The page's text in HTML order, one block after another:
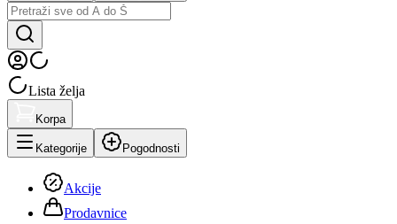
Lista želja
Korpa
Kategorije Pogodnosti
Akcije
Prodavnice